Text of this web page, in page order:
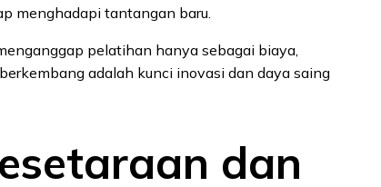
menghadapi tantangan baru.
pelatihan hanya sebagai biaya,
adalah kunci inovasi dan daya saing
dan